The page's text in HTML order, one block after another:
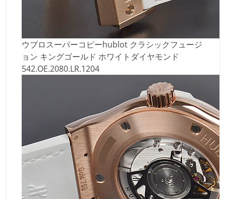
ウブロスーパーコピーhublot クラシックフュージ
ョン キングゴールド ホワイトダイヤモンド
542.OE.2080.LR.1204